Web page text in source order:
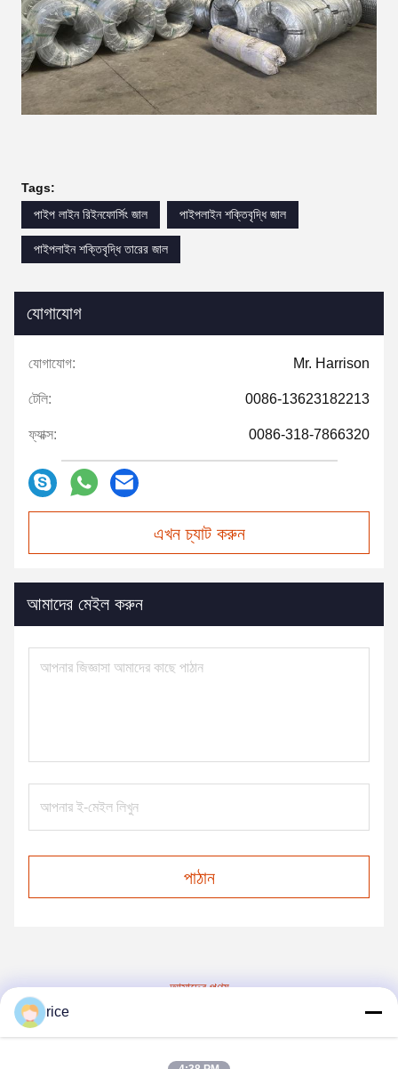
Tags:
পাইপ লাইন রিইনফোর্সিং জাল
পাইপলাইন শক্তিবৃদ্ধি জাল
পাইপলাইন শক্তিবৃদ্ধি তারের জাল
যোগাযোগ
যোগাযোগ: Mr. Harrison
টেলি: 0086-13623182213
ফ্যাক্স: 0086-318-7866320
এখন চ্যাট করুন
আমাদের মেইল করুন
পাঠান
আমাদের পণ্য
rice